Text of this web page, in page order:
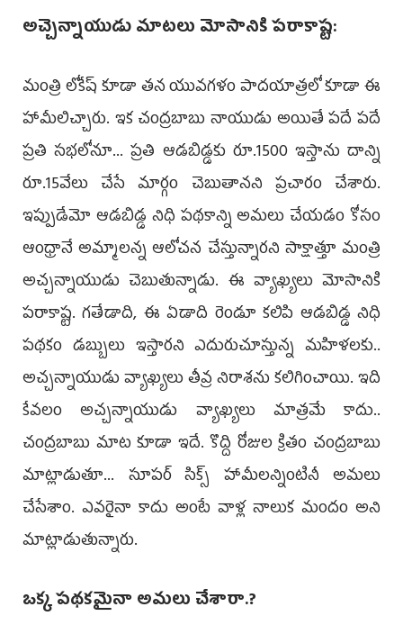
అచ్చెన్నాయుడు మాటలు మోసానికి పరాకాష్ట:
మంత్రి లోకేష్ కూడా తన యువగళం పాదయాత్రలో కూడా ఈ
హామీలిచ్చారు. ఇక చంద్రబాబు నాయుడు అయితే పదే పదే
ప్రతి సభలోనూ... ప్రతి ఆడబిడ్డకు రూ.1500 ఇస్తాను దాన్ని
రూ.15వేలు చేసే మార్గం చెబుతానని ప్రచారం చేశారు.
ఇప్పుడేమో ఆడబిడ్డ నిధి పథకాన్ని అమలు చేయడం కోసం
ఆంధ్రానే అమ్మాలన్న ఆలోచన చేస్తున్నారని సాక్షాత్తూ మంత్రి
అచ్చన్నాయుడు చెబుతున్నాడు. ఈ వ్యాఖ్యలు మోసానికి
పరాకాష్ట. గతేడాది, ఈ ఏడాది రెండూ కలిపి ఆడబిడ్డ నిధి
పథకం డబ్బులు ఇస్తారని ఎదురుచూస్తున్న మహిళలకు..
అచ్చన్నాయుడు వ్యాఖ్యలు తీవ్ర నిరాశను కలిగించాయి. ఇది
కేవలం అచ్చన్నాయుడు వ్యాఖ్యలు మాత్రమే కాదు..
చంద్రబాబు మాట కూడా ఇదే. కొద్ది రోజుల క్రితం చంద్రబాబు
మాట్లాడుతూ... సూపర్ సిక్స్ హామీలన్నింటినీ అమలు
చేసేశాం. ఎవరైనా కాదు అంటే వాళ్ల నాలుక మందం అని
మాట్లాడుతున్నారు.
ఒక్క పథకమైనా అమలు చేశారా.?